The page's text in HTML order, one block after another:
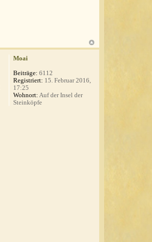
Moai
Beiträge: 6112
Registriert: 15. Februar 2016,
17:25
Wohnort: Auf der Insel der
Steinköpfe